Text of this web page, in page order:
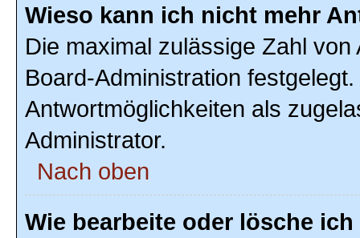
Wieso kann ich nicht mehr
Die maximal zulässige Zahl
Board-Administration
Antwortmöglichkeiten als
Administrator.
Nach oben
Wie bearbeite oder lösche